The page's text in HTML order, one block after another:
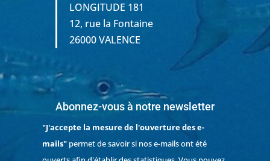
LONGITUDE 181
12, rue la Fontaine
26000 VALENCE
Abonnez-vous à notre newsletter
"J'accepte la mesure de l'ouverture des e-
mails"permet de savoir si nos e-mails ont été